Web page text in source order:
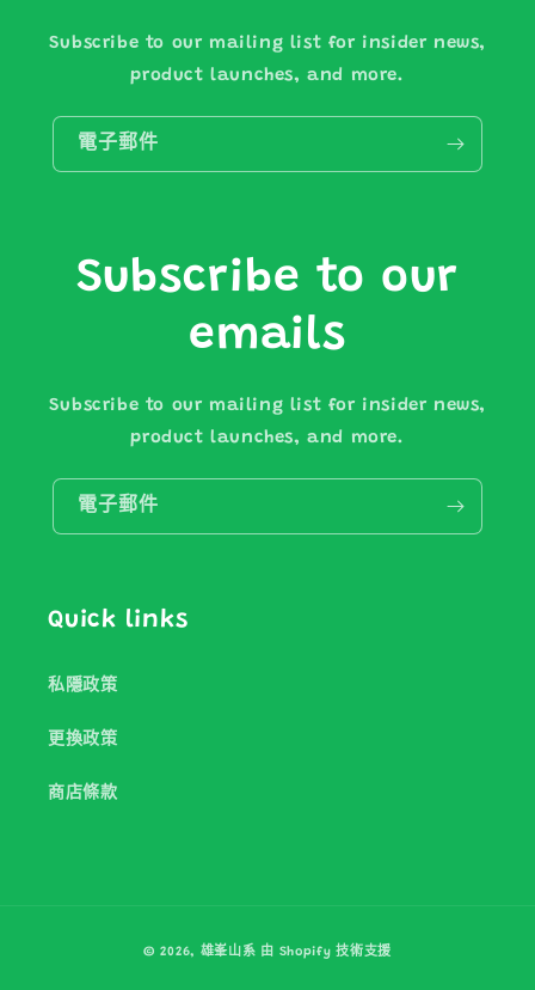
Subscribe to our mailing list for insider news,
product launches, and more.
電子郵件
Subscribe to our
emails
Subscribe to our mailing list for insider news,
product launches, and more.
電子郵件
Quick links
私隱政策
更換政策
商店條款
付
© 2026, 雄峯山系 由 Shopify 技術支援